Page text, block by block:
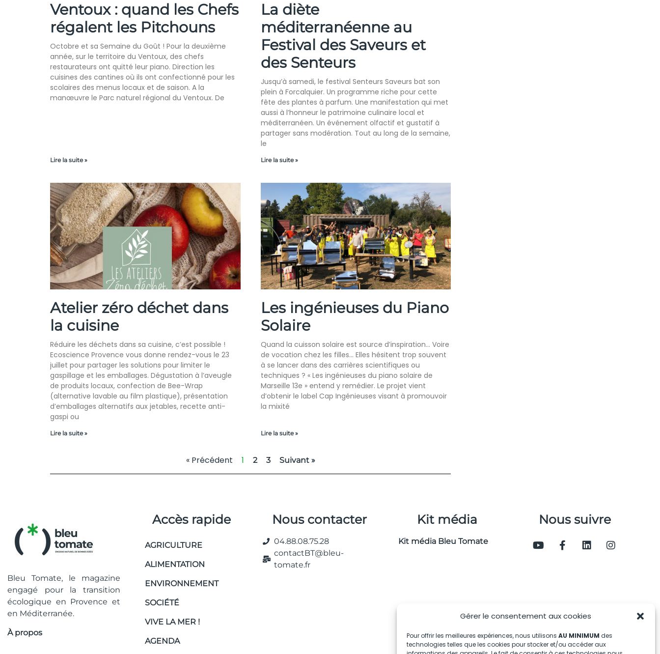
Gérer le consentement aux cookies
Pour offrir les meilleures expériences, nous utilisons AU MINIMUM des
technologies telles que les cookies pour stocker et/ou accéder aux
Ventoux : quand les Chefs
régalent les Pitchouns
Octobre et sa Semaine du Goût ! Pour la deuxième
année, sur le territoire du Ventoux, des chefs
restaurateurs ont quitté leur piano. Direction les
cuisines des cantines où ils ont confectionné pour les
scolaires des menus locaux et de saison. A la
manœuvre le Parc naturel régional du Ventoux. De
Lire la suite »
La diète
méditerranéenne au
Festival des Saveurs et
des Senteurs
Jusqu’à samedi, le festival Senteurs Saveurs bat son
plein à Forcalquier. Un programme riche pour cette
fête des plantes à parfum. Une manifestation qui met
aussi à l’honneur le patrimoine culinaire local et
méditerranéen. Un événement olfactif et gustatif à
partager sans modération. Tout au long de la semaine,
le
Lire la suite »
Atelier zéro déchet dans
la cuisine
Réduire les déchets dans sa cuisine, c’est possible !
Ecoscience Provence vous donne rendez-vous le 23
juillet pour partager les solutions pour limiter le
gaspillage et les emballages. Dégustation à l’aveugle
de produits locaux, confection de Bee-Wrap
(alternative lavable au film plastique), présentation
d’emballages alternatifs aux jetables, recette anti-
gaspi ou
Lire la suite »
Les ingénieuses du Piano
Solaire
Quand la cuisson solaire est source d’inspiration… Voire
de vocation chez les filles… Elles hésitent trop souvent
à se lancer dans des carrières scientifiques ou
techniques ? « Les ingénieuses du piano solaire de
Marseille 13e » entend y remédier. Le projet vient
d’obtenir le label Cap Ingénieuses visant à promouvoir
la mixité
Lire la suite »
« Précédent 1 2 3 Suivant »
Bleu Tomate, le magazine
engagé pour la transition
écologique en Provence et
en Méditerranée.
À propos
Accès rapide
AGRICULTURE
ALIMENTATION
ENVIRONNEMENT
SOCIÉTÉ
VIVE LA MER !
AGENDA
Nous contacter
04.88.08.75.28
contactBT@bleu-
tomate.fr
Kit média
Kit média Bleu Tomate
Nous suivre